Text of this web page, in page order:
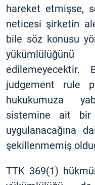
hareket etmişse,
neticesi şirketin
bile söz konusu
edilemeyecektir.
judgement rule
hukukumuza
sistemine ait bir
uygulanacağına
şekillenmemiş
TTK 369(1)